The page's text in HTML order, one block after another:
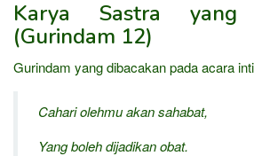
Karya Sastra yang
(Gurindam 12)
Gurindam yang dibacakan pada acara
Cahari olehmu akan sahabat,
Yang boleh dijadikan obat.